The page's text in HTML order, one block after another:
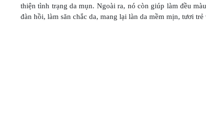
thiện tình trạng da mụn. Ngoài ra, nó còn giúp làm đều
đàn hồi, làm săn chắc da, mang lại làn da mềm mịn, tươi trẻ